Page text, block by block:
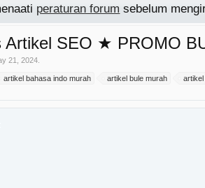
peraturan forum sebelum
SEO ★ PROMO
21, 2024
artikel bahasa indo murah artikel bule murah